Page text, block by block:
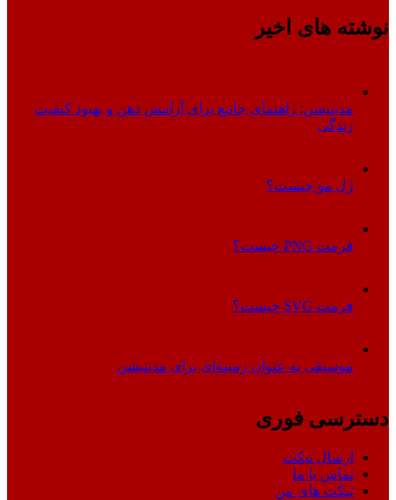
نوشته های اخیر
مدیتیشن: راهنمای جامع برای آرامش ذهن و بهبود کیفیت
زندگی
ژل مو چیست؟
فرمت PNG چیست؟
فرمت SVG چیست؟
موسیقی به عنوان زمینه‌ای برای مدیتیشن
دسترسی فوری
ارسال تیکت
تماس با ما
تیکت های من